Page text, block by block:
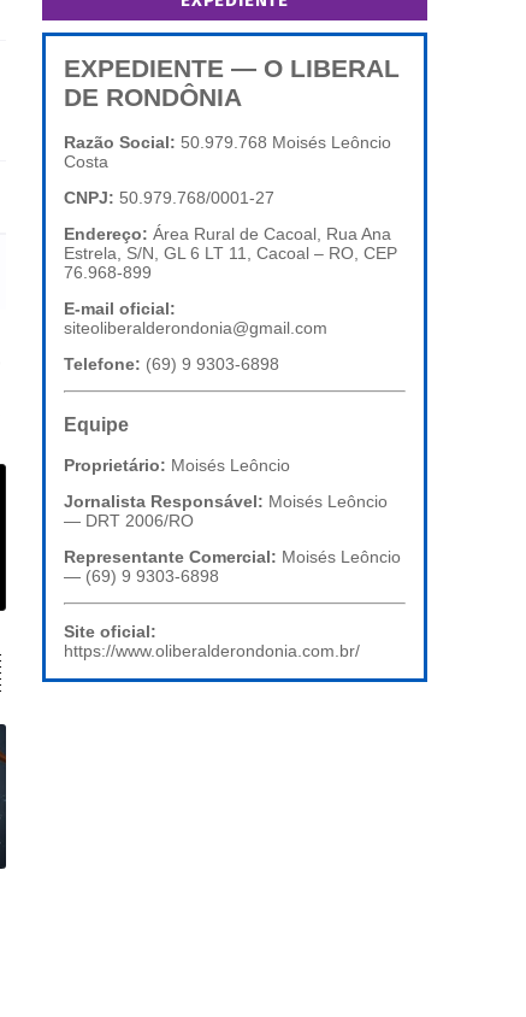
EXPEDIENTE — O LIBERAL
DE RONDÔNIA
Razão Social: 50.979.768 Moisés Leôncio
Costa
CNPJ: 50.979.768/0001-27
Endereço: Área Rural de Cacoal, Rua Ana
Estrela, S/N, GL 6 LT 11, Cacoal – RO, CEP
76.968-899
E-mail oficial:
siteoliberalderondonia@gmail.com
Telefone: (69) 9 9303-6898
Equipe
Proprietário: Moisés Leôncio
Jornalista Responsável: Moisés Leôncio
— DRT 2006/RO
Representante Comercial: Moisés Leôncio
— (69) 9 9303-6898
Site oficial:
https://www.oliberalderondonia.com.br/